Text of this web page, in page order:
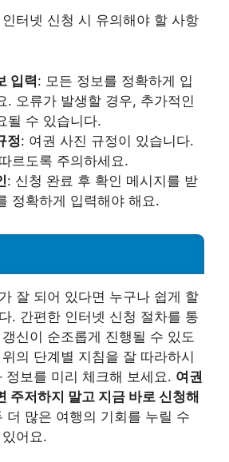
터넷 신청 시 유의해야 할 사항
입력: 모든 정보를 정확하게 입
. 오류가 발생할 경우, 추가적인
될 수 있습니다.
정: 여권 사진 규정이 있습니다.
르도록 주의하세요.
: 신청 완료 후 확인 메시지를 받
정확하게 입력해야 해요.
잘 되어 있다면 누구나 쉽게 할
. 간편한 인터넷 신청 절차를 통
신이 순조롭게 진행될 수 있도
의 단계별 지침을 잘 따라하시
정보를 미리 체크해 보세요. 여권
주저하지 말고 지금 바로 신청해
더 많은 여행의 기회를 누릴 수
어요.